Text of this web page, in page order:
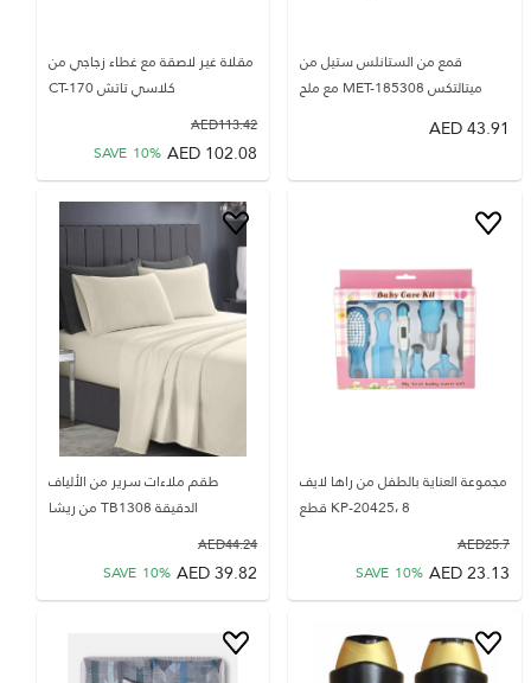
قمع من الستانلس ستيل من
ميتالتكس MET-185308 مع ملح
43.91
AED
مقلاة غير لاصقة مع غطاء زجاجي من
كلاسي تاتش CT-170
113.42
AED
102.08
AED
SAVE 10%
مجموعة العناية بالطفل من راها لايف
KP-20425، 8 قطع
25.7
AED
23.13
AED
SAVE 10%
طقم ملاءات سرير من الألياف
الدقيقة TB1308 من ريشا
44.24
AED
39.82
AED
SAVE 10%